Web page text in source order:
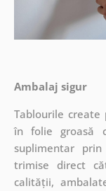
Ambalaj sigur
Tablourile create
în folie groasă
suplimentar
trimise direct
calității,